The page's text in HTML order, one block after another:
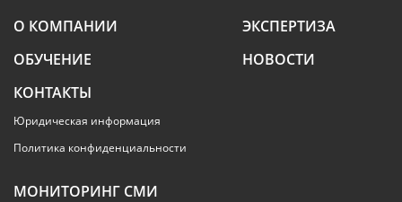
О КОМПАНИИ
ЭКСПЕРТИЗА
ОБУЧЕНИЕ
НОВОСТИ
КОНТАКТЫ
Юридическая информация
Политика конфиденциальности
МОНИТОРИНГ СМИ